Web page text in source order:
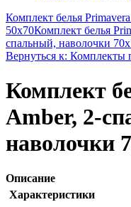
Комплект белья
50x70Комплект белья
спальный, наволочки
Вернуться к: Комплекты
Комплект
Amber, 2-
наволочки
Описание
Характеристики